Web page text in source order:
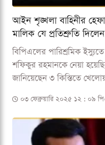
আইন শৃঙ্খলা বাহিনীর
মালিক যে প্রতিশ্রুতি দিলেন
বিপিএলের পারিশ্রমিক
শফিকুর রহমানকে নেয়া
জানিয়েছেন ৩ কিস্তিতে
০৩ ফেব্রুয়ারি ২০২৫ ১২ : ০৯